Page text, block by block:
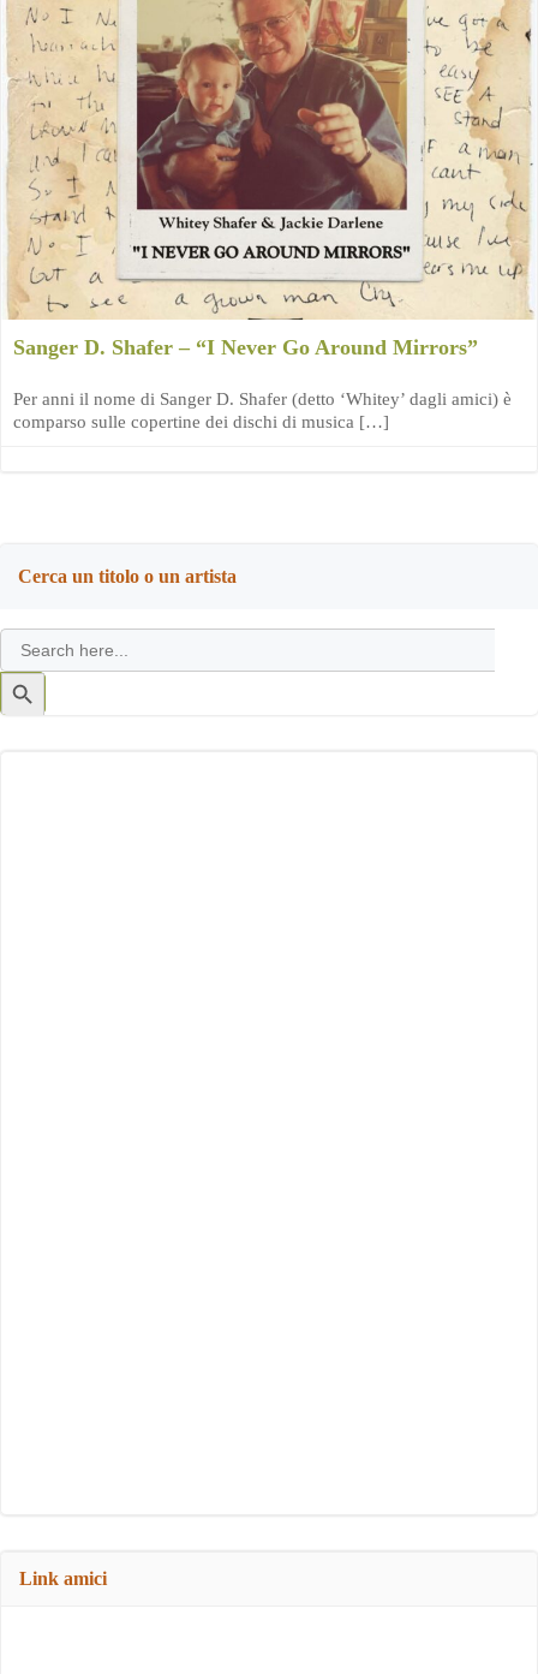
Sanger D. Shafer – “I Never Go Around Mirrors”
Per anni il nome di Sanger D. Shafer (detto ‘Whitey’ dagli amici) è
comparso sulle copertine dei dischi di musica […]
Cerca un titolo o un artista
Search
for:
Search
Button
Link amici